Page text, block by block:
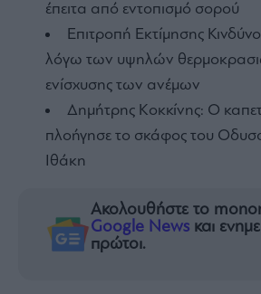
έπειτα από εντοπισμό σορού
Επιτροπή Εκτίμησης
λόγω των υψηλών
ενίσχυσης των ανέμων
Δημήτρης Κοκκίνης: Ο
πλοήγησε το σκάφος του
Ιθάκη
Ακολουθήστε το
Google News και
πρώτοι.